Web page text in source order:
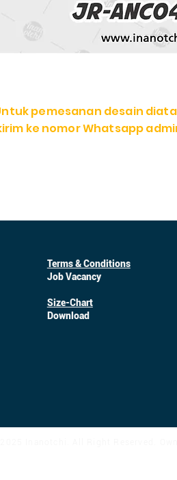
pemesanan desain
ke nomor Whatsapp
Terms & Conditions
Job Vacancy
Size-Chart
Download